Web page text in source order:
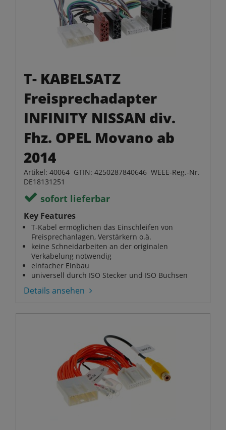
T- KABELSATZ
Freisprechadapter
INFINITY NISSAN div.
Fhz. OPEL Movano ab
2014
Artikel: 40064 GTIN: 4250287840646 WEEE-Reg.-Nr.
DE18131251
sofort lieferbar
Key Features
T-Kabel ermöglichen das Einschleifen von
Freisprechanlagen, Verstärkern o.ä.
keine Schneidarbeiten an der originalen
Verkabelung notwendig
einfacher Einbau
universell durch ISO Stecker und ISO Buchsen
Details ansehen